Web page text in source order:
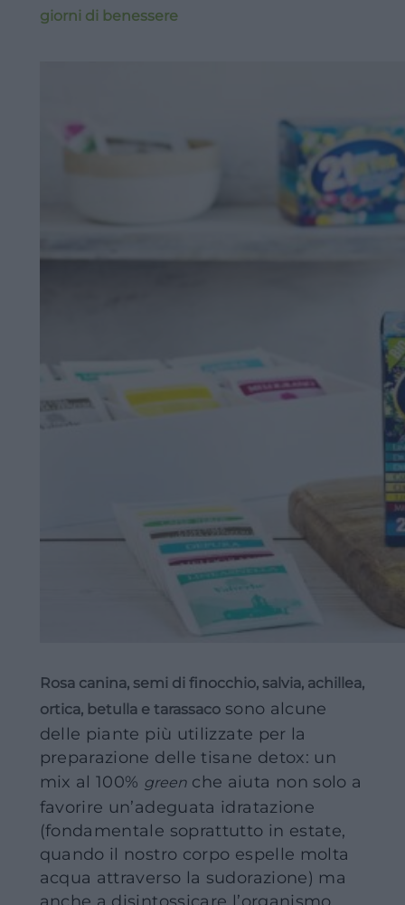
giorni di benessere
Rosa canina, semi di finocchio, salvia, achillea,
ortica, betulla e tarassacosono alcune
delle piante più utilizzate per la
preparazione delle tisane detox: un
mix al 100% greenche aiuta non solo a
favorire un’adeguata idratazione
(fondamentale soprattutto in estate,
quando il nostro corpo espelle molta
acqua attraverso la sudorazione) ma